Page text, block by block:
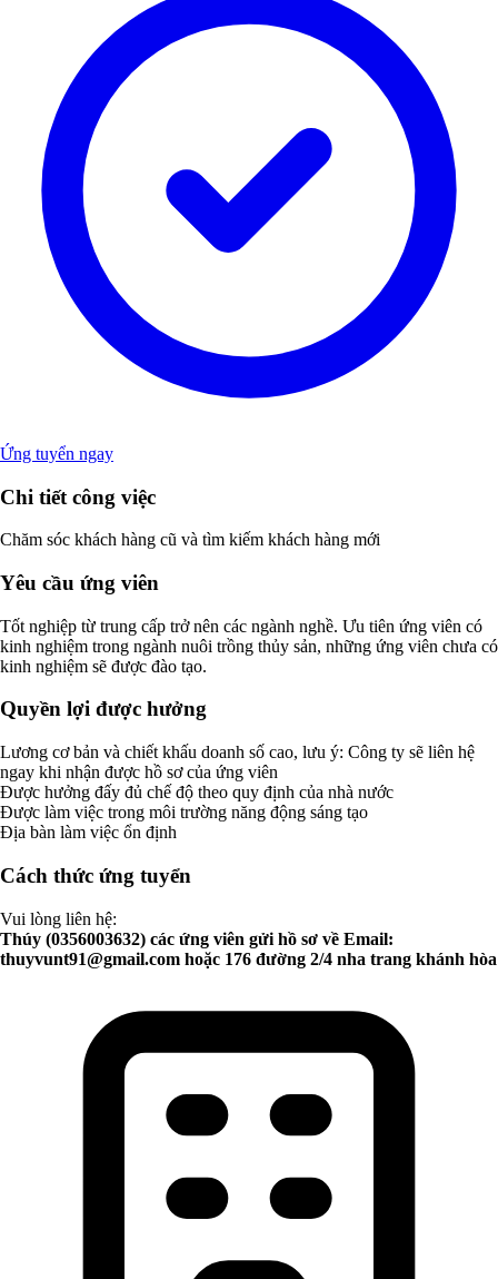
Ứng tuyển ngay
Chi tiết công việc
Chăm sóc khách hàng cũ và tìm kiếm khách hàng mới
Yêu cầu ứng viên
Tốt nghiệp từ trung cấp trở nên các ngành nghề. Ưu tiên ứng viên có
kinh nghiệm trong ngành nuôi trồng thủy sản, những ứng viên chưa có
kinh nghiệm sẽ được đào tạo.
Quyền lợi được hưởng
Lương cơ bản và chiết khấu doanh số cao, lưu ý: Công ty sẽ liên hệ
ngay khi nhận được hồ sơ của ứng viên
Được hưởng đấy đủ chế độ theo quy định của nhà nước
Được làm việc trong môi trường năng động sáng tạo
Địa bàn làm việc ổn định
Cách thức ứng tuyển
Vui lòng liên hệ:
Thúy (0356003632) các ứng viên gửi hồ sơ về Email:
thuyvunt91@gmail.com hoặc 176 đường 2/4 nha trang khánh hòa